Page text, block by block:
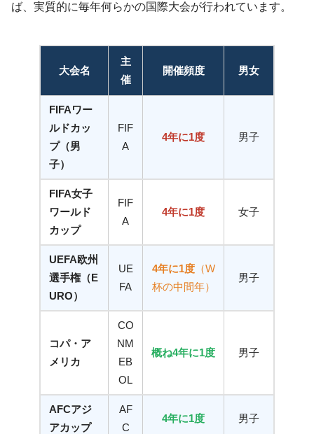
ば、実質的に毎年何らかの国際大会が行われています。
大会名
主
催
開催頻度 男女
FIFAワー
ルドカッ
プ（男
子）
FIF
A
4年に1度 男子
FIFA女子
ワールド
カップ
FIF
A
4年に1度 女子
UEFA欧州
選手権（E
URO）
UE
FA
4年に1度（W
杯の中間年）
男子
コパ・ア
メリカ
CO
NM
EB
OL
概ね4年に1度 男子
AFCアジ
アカップ
AF
C
4年に1度 男子